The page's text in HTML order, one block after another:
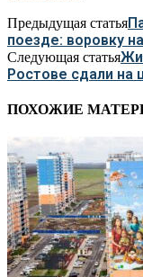
Предыдущая статья
поезде: воровку
Следующая статья
Ростове сдали на
ПОХОЖИЕ